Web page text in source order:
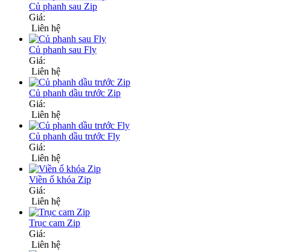
Củ phanh sau Zip
Giá:
Liên hệ
Củ phanh sau Fly
Giá:
Liên hệ
Củ phanh dầu trước Zip
Giá:
Liên hệ
Củ phanh dầu trước Fly
Giá:
Liên hệ
Viền ổ khóa Zip
Giá:
Liên hệ
Trục cam Zip
Giá:
Liên hệ